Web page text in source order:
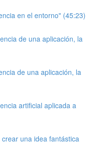
en el entorno" (45:23)
de una aplicación, la
de una aplicación, la
artificial aplicada a
una idea fantástica